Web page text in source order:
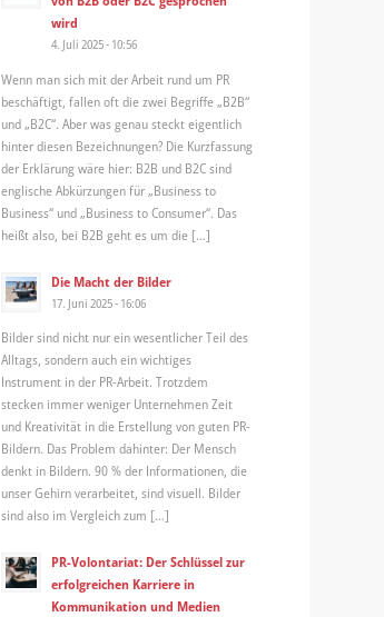
wird
4. Juli 2025 - 10:56
Wenn man sich mit der Arbeit rund um PR
beschäftigt, fallen oft die zwei Begriffe „B2B“
und „B2C“. Aber was genau steckt eigentlich
hinter diesen Bezeichnungen? Die Kurzfassung
der Erklärung wäre hier: B2B und B2C sind
englische Abkürzungen für „Business to
Business“ und „Business to Consumer“. Das
heißt also, bei B2B geht es um die […]
Die Macht der Bilder
17. Juni 2025 - 16:06
Bilder sind nicht nur ein wesentlicher Teil des
Alltags, sondern auch ein wichtiges
Instrument in der PR-Arbeit. Trotzdem
stecken immer weniger Unternehmen Zeit
und Kreativität in die Erstellung von guten PR-
Bildern. Das Problem dahinter: Der Mensch
denkt in Bildern. 90 % der Informationen, die
unser Gehirn verarbeitet, sind visuell. Bilder
sind also im Vergleich zum […]
PR-Volontariat: Der Schlüssel zur
erfolgreichen Karriere in
Kommunikation und Medien